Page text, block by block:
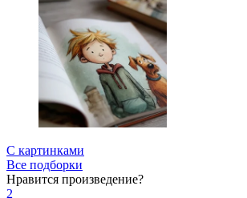
С картинками
Все подборки
Нравится произведение?
2